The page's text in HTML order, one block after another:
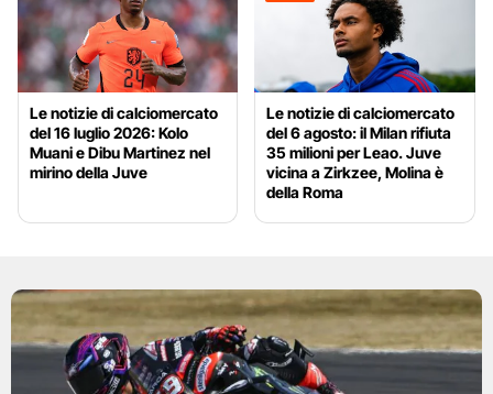
Le notizie di calciomercato
del 16 luglio 2026: Kolo
Muani e Dibu Martinez nel
mirino della Juve
Le notizie di calciomercato
del 6 agosto: il Milan rifiuta
35 milioni per Leao. Juve
vicina a Zirkzee, Molina è
della Roma